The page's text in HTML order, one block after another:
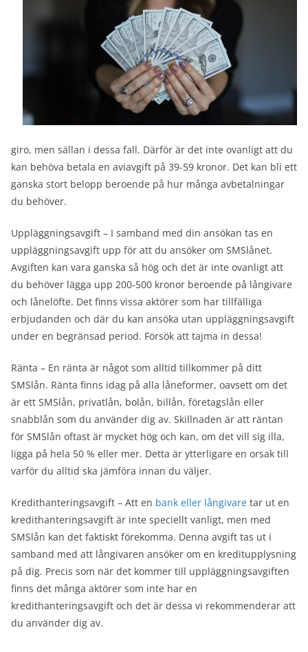
giro, men sällan i dessa fall. Därför är det inte ovanligt att du
kan behöva betala en aviavgift på 39-59 kronor. Det kan bli ett
ganska stort belopp beroende på hur många avbetalningar
du behöver.
Uppläggningsavgift – I samband med din ansökan tas en
uppläggningsavgift upp för att du ansöker om SMSlånet.
Avgiften kan vara ganska så hög och det är inte ovanligt att
du behöver lägga upp 200-500 kronor beroende på långivare
och lånelöfte. Det finns vissa aktörer som har tillfälliga
erbjudanden och där du kan ansöka utan uppläggningsavgift
under en begränsad period. Försök att tajma in dessa!
Ränta – En ränta är något som alltid tillkommer på ditt
SMSlån. Ränta finns idag på alla låneformer, oavsett om det
är ett SMSlån, privatlån, bolån, billån, företagslån eller
snabblån som du använder dig av. Skillnaden är att räntan
för SMSlån oftast är mycket hög och kan, om det vill sig illa,
ligga på hela 50 % eller mer. Detta är ytterligare en orsak till
varför du alltid ska jämföra innan du väljer.
Kredithanteringsavgift – Att en bank eller långivare tar ut en
kredithanteringsavgift är inte speciellt vanligt, men med
SMSlån kan det faktiskt förekomma. Denna avgift tas ut i
samband med att långivaren ansöker om en kreditupplysning
på dig. Precis som när det kommer till uppläggningsavgiften
finns det många aktörer som inte har en
kredithanteringsavgift och det är dessa vi rekommenderar att
du använder dig av.